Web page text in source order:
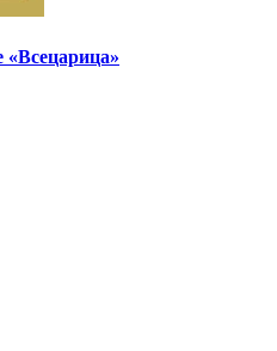
«Всецарица»